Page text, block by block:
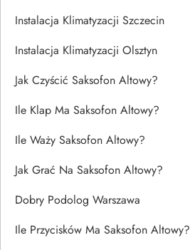
Instalacja Klimatyzacji Szczecin
Instalacja Klimatyzacji Olsztyn
Jak Czyścić Saksofon Altowy?
Ile Klap Ma Saksofon Altowy?
Ile Waży Saksofon Altowy?
Jak Grać Na Saksofon Altowy?
Dobry Podolog Warszawa
Ile Przycisków Ma Saksofon Altowy?